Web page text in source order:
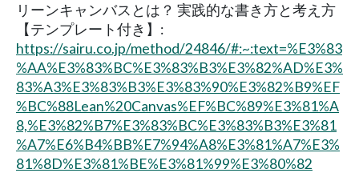
リーンキャンバスとは？ 実践的な書き方と考え方
【テンプレート付き】:
https://sairu.co.jp/method/24846/#:~:text=%E3%83
%AA%E3%83%BC%E3%83%B3%E3%82%AD%E3%
83%A3%E3%83%B3%E3%83%90%E3%82%B9%EF
%BC%88Lean%20Canvas%EF%BC%89%E3%81%A
8,%E3%82%B7%E3%83%BC%E3%83%B3%E3%81
%A7%E6%B4%BB%E7%94%A8%E3%81%A7%E3%
81%8D%E3%81%BE%E3%81%99%E3%80%82